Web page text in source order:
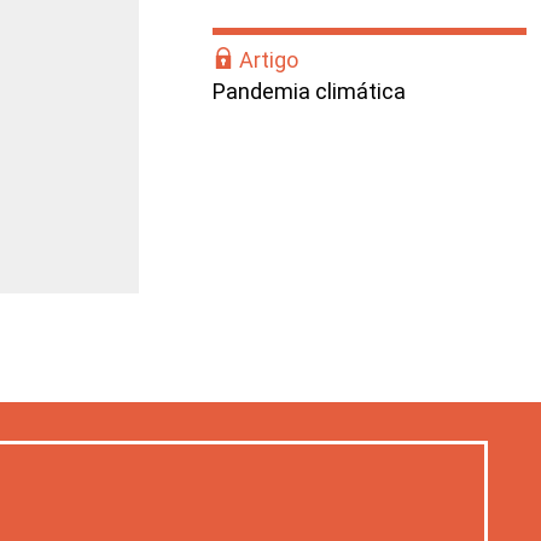
Artigo
Pandemia climática